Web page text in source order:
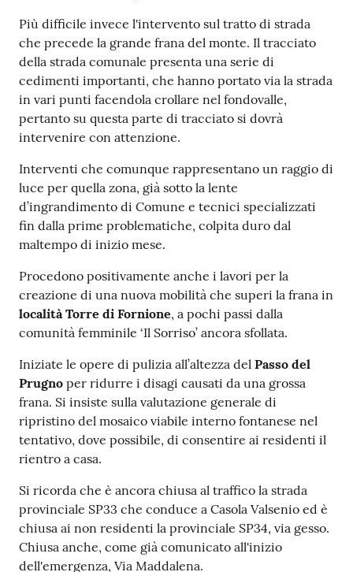
Più difficile invece l'intervento sul tratto di strada
che precede la grande frana del monte. Il tracciato
della strada comunale presenta una serie di
cedimenti importanti, che hanno portato via la strada
in vari punti facendola crollare nel fondovalle,
pertanto su questa parte di tracciato si dovrà
intervenire con attenzione.
Interventi che comunque rappresentano un raggio di
luce per quella zona, già sotto la lente
d’ingrandimento di Comune e tecnici specializzati
fin dalla prime problematiche, colpita duro dal
maltempo di inizio mese.
Procedono positivamente anche i lavori per la
creazione di una nuova mobilità che superi la frana in
località Torre di Fornione, a pochi passi dalla
comunità femminile ‘Il Sorriso’ ancora sfollata.
Iniziate le opere di pulizia all’altezza del Passo del
Prugno per ridurre i disagi causati da una grossa
frana. Si insiste sulla valutazione generale di
ripristino del mosaico viabile interno fontanese nel
tentativo, dove possibile, di consentire ai residenti il
rientro a casa.
Si ricorda che è ancora chiusa al traffico la strada
provinciale SP33 che conduce a Casola Valsenio ed è
chiusa ai non residenti la provinciale SP34, via gesso.
Chiusa anche, come già comunicato all'inizio
dell'emergenza, Via Maddalena.